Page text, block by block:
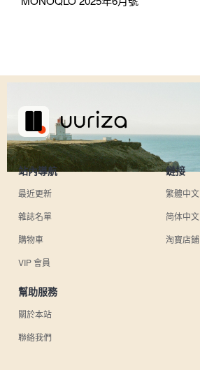
站內導航
最近更新
雜誌名單
購物車
VIP 會員
鏈接
繁體中文
简体中文
淘寶店鋪
幫助服務
關於本站
聯絡我們